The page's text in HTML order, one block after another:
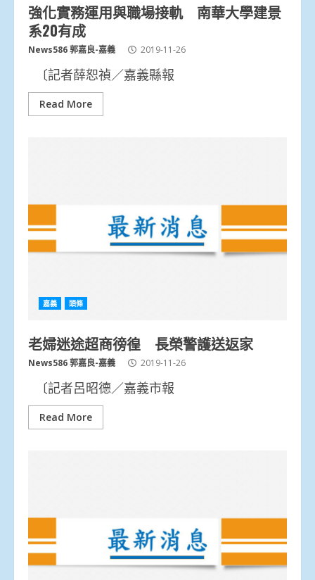
強化實務運用與職場接軌 南華大學建景
系20有成
News586 郭嘉良-嘉義 2019-11-26
〔記者薛恕禎／嘉義縣報
Read More
嘉義 頭條
老婦迷途超商徬徨 長榮警護送返家
News586 郭嘉良-嘉義 2019-11-26
〔記者呂昭德／嘉義市報
Read More